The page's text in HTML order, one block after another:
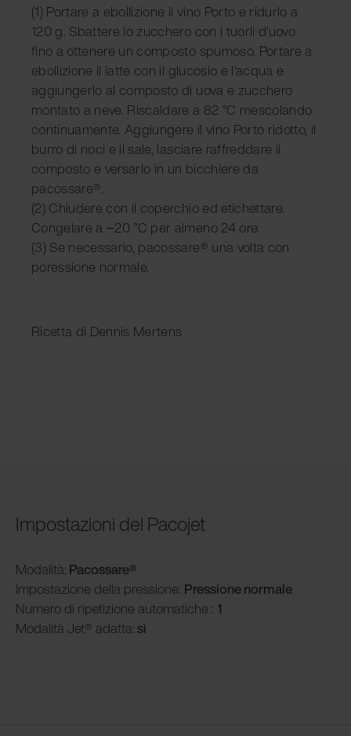
(1) Portare a ebollizione il vino Porto e ridurlo a
120 g. Sbattere lo zucchero con i tuorli d'uovo
fino a ottenere un composto spumoso. Portare a
ebollizione il latte con il glucosio e l'acqua e
aggiungerlo al composto di uova e zucchero
montato a neve. Riscaldare a 82 °C mescolando
continuamente. Aggiungere il vino Porto ridotto, il
burro di noci e il sale, lasciare raffreddare il
composto e versarlo in un bicchiere da
pacossare®.
(2) Chiudere con il coperchio ed etichettare.
Congelare a −20 °C per almeno 24 ore.
(3) Se necessario, pacossare® una volta con
poressione normale.
Ricetta di Dennis Mertens
Impostazioni del Pacojet
Modalità: Pacossare®
Impostazione della pressione: Pressione normale
Numero di ripetizione automatiche : 1
Modalità Jet® adatta:sì